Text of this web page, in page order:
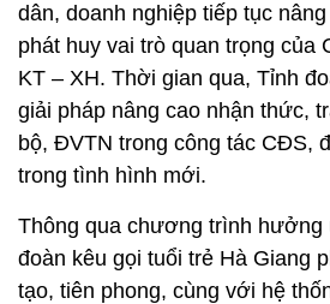
dân, doanh nghiệp tiếp tục
phát huy vai trò quan trọng của
KT – XH. Thời gian qua, Tỉnh
giải pháp nâng cao nhận thức,
bộ, ĐVTN trong công tác CĐS,
trong tình hình mới.
Thông qua chương trình hưởng
đoàn kêu gọi tuổi trẻ Hà Giang
tạo, tiên phong, cùng với hệ